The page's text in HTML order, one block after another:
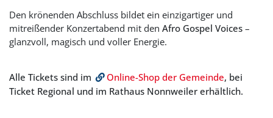
Den krönenden Abschluss bildet ein einzigartiger und
mitreißender Konzertabend mit den Afro Gospel Voices –
glanzvoll, magisch und voller Energie.
Alle Tickets sind im Online-Shop der Gemeinde, bei
Ticket Regional und im Rathaus Nonnweiler erhältlich.